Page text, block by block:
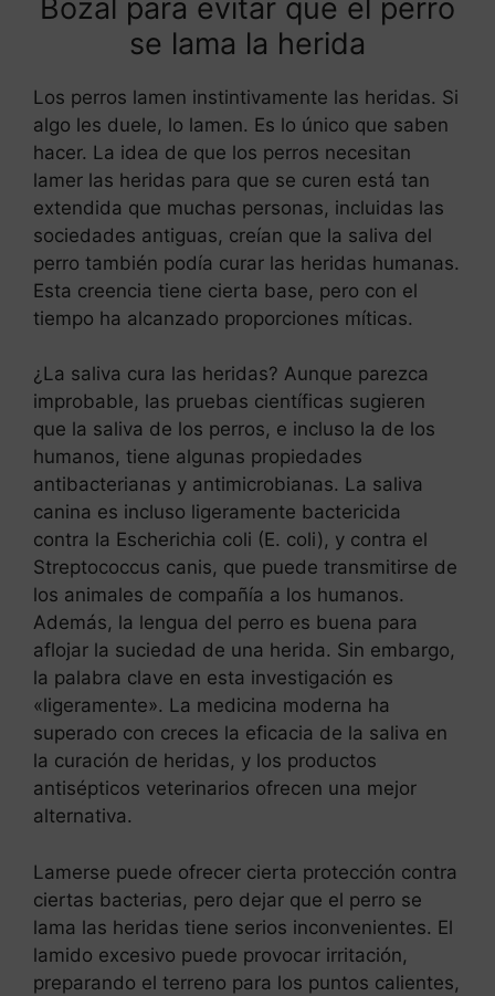
Bozal para evitar que el perro
se lama la herida
Los perros lamen instintivamente las heridas. Si
algo les duele, lo lamen. Es lo único que saben
hacer. La idea de que los perros necesitan
lamer las heridas para que se curen está tan
extendida que muchas personas, incluidas las
sociedades antiguas, creían que la saliva del
perro también podía curar las heridas humanas.
Esta creencia tiene cierta base, pero con el
tiempo ha alcanzado proporciones míticas.
¿La saliva cura las heridas? Aunque parezca
improbable, las pruebas científicas sugieren
que la saliva de los perros, e incluso la de los
humanos, tiene algunas propiedades
antibacterianas y antimicrobianas. La saliva
canina es incluso ligeramente bactericida
contra la Escherichia coli (E. coli), y contra el
Streptococcus canis, que puede transmitirse de
los animales de compañía a los humanos.
Además, la lengua del perro es buena para
aflojar la suciedad de una herida. Sin embargo,
la palabra clave en esta investigación es
«ligeramente». La medicina moderna ha
superado con creces la eficacia de la saliva en
la curación de heridas, y los productos
antisépticos veterinarios ofrecen una mejor
alternativa.
Lamerse puede ofrecer cierta protección contra
ciertas bacterias, pero dejar que el perro se
lama las heridas tiene serios inconvenientes. El
lamido excesivo puede provocar irritación,
preparando el terreno para los puntos calientes,